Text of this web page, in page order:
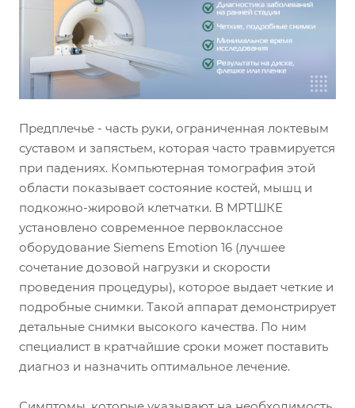
Предплечье - часть руки, ограниченная локтевым
суставом и запястьем, которая часто травмируется
при падениях. Компьютерная томография этой
области показывает состояние костей, мышц и
подкожно-жировой клетчатки. В МРТШКЕ
установлено современное первоклассное
оборудование Siemens Emotion 16 (лучшее
сочетание дозовой нагрузки и скорости
проведения процедуры), которое выдает четкие и
подробные снимки. Такой аппарат демонстрирует
детальные снимки высокого качества. По ним
специалист в кратчайшие сроки может поставить
диагноз и назначить оптимальное лечение.